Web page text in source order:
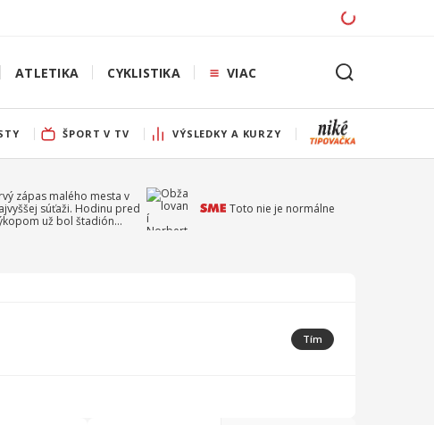
ATLETIKA CYKLISTIKA VIAC
ŠPORT V TV VÝSLEDKY A KURZY
zápas malého mesta v
súťaži. Hodinu pred
už bol štadión
Toto nie je normálne
Tím